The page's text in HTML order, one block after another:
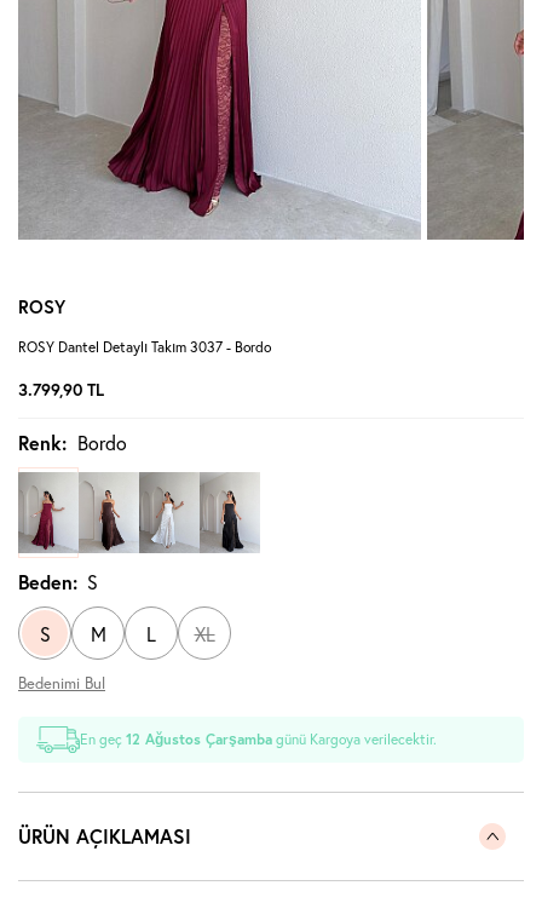
ROSY
ROSY Dantel Detaylı Takım 3037 - Bordo
3.799,90 TL
Renk: Bordo
Beden: S
S M L XL
Bedenimi Bul
En geç12 Ağustos Çarşamba günü Kargoya verilecektir.
ÜRÜN AÇIKLAMASI